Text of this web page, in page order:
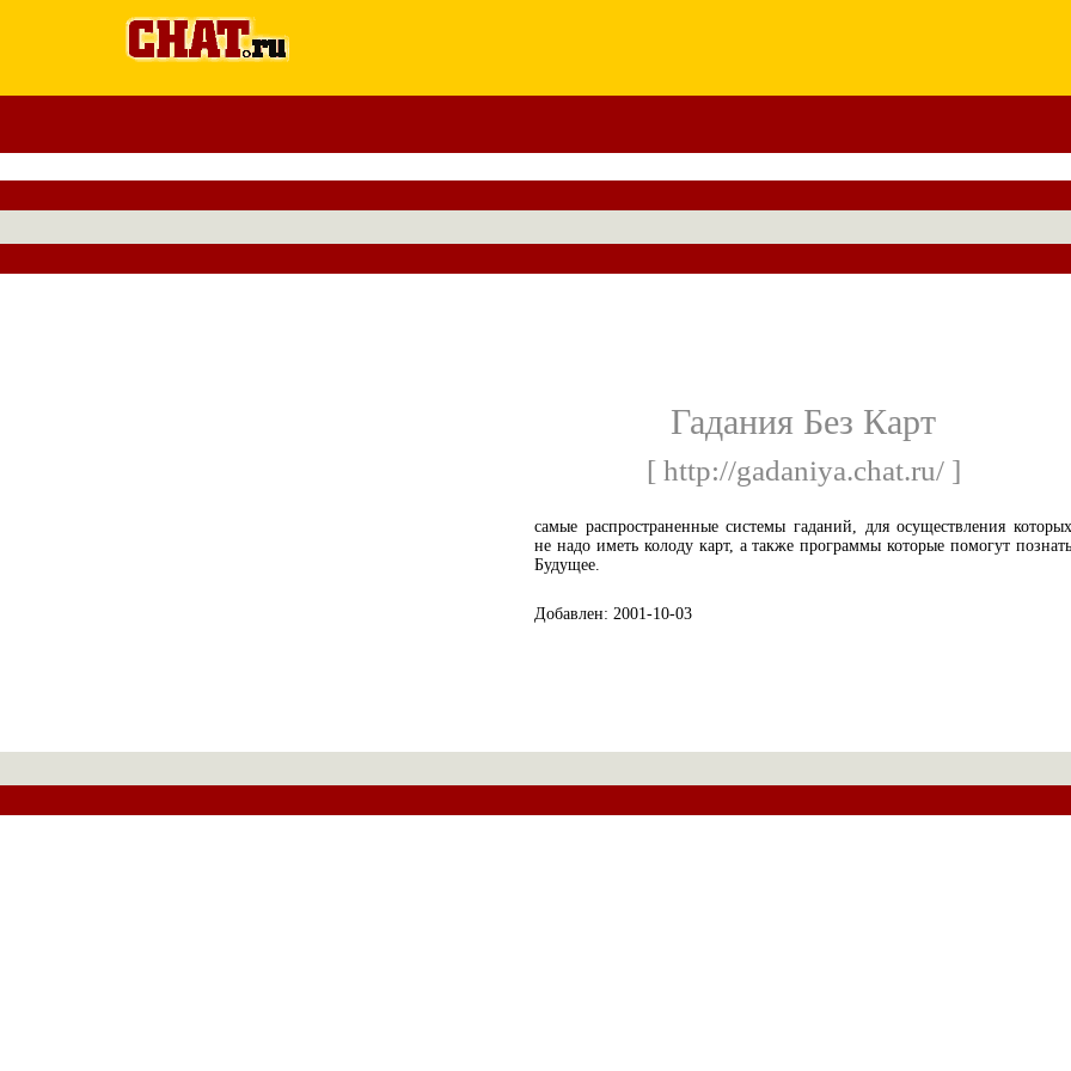
Гадания Без Карт
[ http://gadaniya.chat.ru/ ]
самые распространенные системы гаданий, для осуществления которых
не надо иметь колоду карт, а также программы которые помогут познать
Будущее.
Добавлен: 2001-10-03